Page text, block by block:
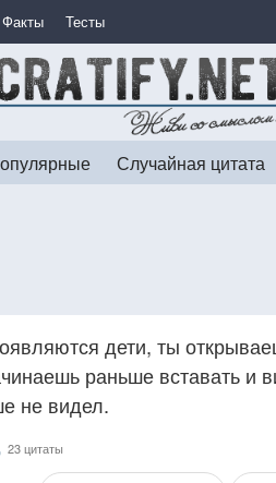
Факты Тесты
Случайная цитата
дети, ты
раньше вставать и
не видел.
23 цитаты